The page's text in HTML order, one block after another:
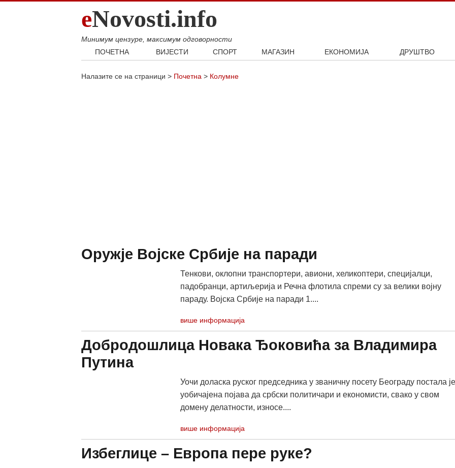
eNovosti.info
Минимум цензуре, максимум одговорности
ПОЧЕТНА
ВИЈЕСТИ
Балкан
СПОРТ
Кошарка
МАГАЗИН
ЕКОНОМИЈА
ДРУШТВО
Налазите се на страници > Почетна > Колумне
Оружје Војске Србије на паради
Тенкови, оклопни транспортери, авиони, хеликоптери, специјалци,
падобранци, артиљерија и Речна флотила спреми су за велики војну
параду. Војска Србије на паради 1....
више информација
Добродошлица Новака Ђоковића за Владимира
Путина
Уочи доласка руског председника у званичну посету Београду постала је
уобичајена појава да србски политичари и економисти, свако у свом
домену делатности, износе....
више информација
Избеглице – Европа пере руке?